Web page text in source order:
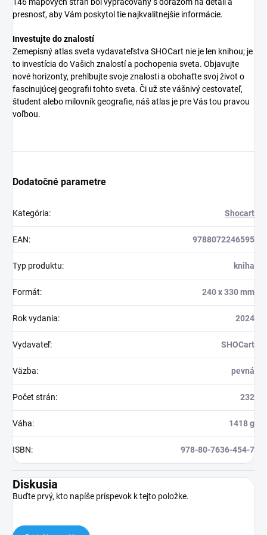
146 mapových strán bol vypracovaný s dôrazom na detail a
presnosť, aby Vám poskytol tie najkvalitnejšie informácie.
Investujte do znalostí
Zemepisný atlas sveta vydavateľstva SHOCart nie je len knihou; je
to investícia do Vašich znalostí a pochopenia sveta. Objavujte
nové horizonty, prehlbujte svoje znalosti a obohaťte svoj život o
fascinujúcej geografii tohto sveta. Či už ste vášnivý cestovateľ,
študent alebo milovník geografie, náš atlas je pre Vás tou pravou
voľbou.
Dodatočné parametre
Kategória: Shocart
EAN: 9788072246595
Typ produktu: kniha
Formát: 240 x 330 mm
Rok vydania: 2024
Vydavateľ: SHOCart
Väzba: pevná
Počet strán: 232
Váha: 1418 g
ISBN: 978-80-7636-454-7
Diskusia
Buďte prvý, kto napíše príspevok k tejto položke.